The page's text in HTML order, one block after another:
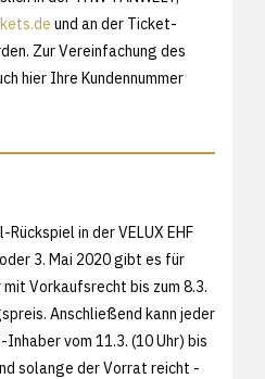
und an der Ticket-
Zur Vereinfachung des
hier Ihre Kundennummer
in der VELUX EHF
3. Mai 2020 gibt es für
Vorkaufsrecht bis zum 8.3.
Anschließend kann jeder
vom 11.3. (10 Uhr) bis
solange der Vorrat reicht -